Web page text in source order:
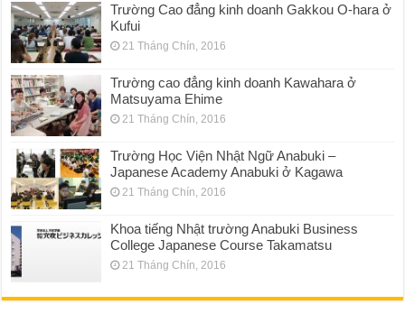
Trường Cao đẳng kinh doanh Gakkou O-hara ở
Kufui
21 Tháng Chín, 2016
Trường cao đẳng kinh doanh Kawahara ở
Matsuyama Ehime
21 Tháng Chín, 2016
Trường Học Viện Nhật Ngữ Anabuki –
Japanese Academy Anabuki ở Kagawa
21 Tháng Chín, 2016
Khoa tiếng Nhật trường Anabuki Business
College Japanese Course Takamatsu
21 Tháng Chín, 2016